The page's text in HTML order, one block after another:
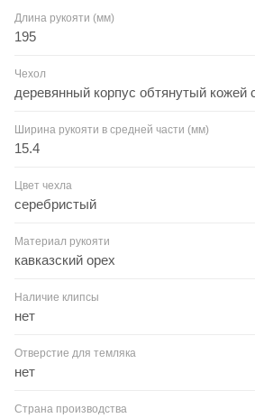
Длина рукояти (мм)
195
Чехол
деревянный корпус обтянутый кожей
Ширина рукояти в средней части (мм)
15.4
Цвет чехла
серебристый
Материал рукояти
кавказский орех
Наличие клипсы
нет
Отверстие для темляка
нет
Страна производства